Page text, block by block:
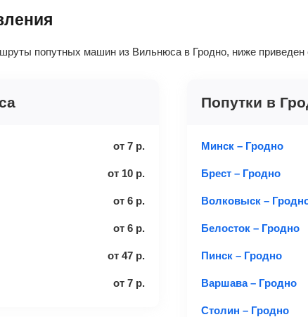
попутных машин из Вильнюса в Гродно, ниже
от 7 р.
от 10 р.
от 6 р.
от 6 р.
от 47 р.
от 7 р.
Попутки в
Минск – Гродно
Брест – Гродно
Волковыск –
Белосток – Гродно
Пинск – Гродно
Варшава – Гродно
Столин – Гродно